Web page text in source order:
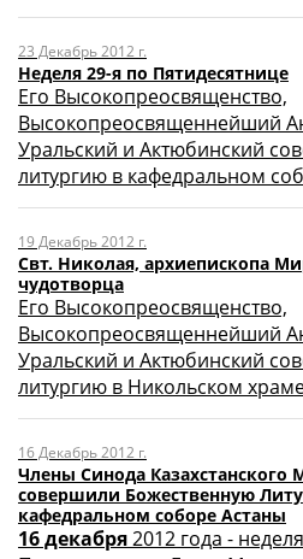
23 Декабрь 2012 г.
Неделя 29-я по Пятидесятнице
Его Высокопреосвященство,
Высокопреосвященнейший
Уральский и Актюбинский
литургию в кафедральном
19 Декабрь 2012 г.
Свт. Николая, архиепископа
чудотворца
Его Высокопреосвященство,
Высокопреосвященнейший
Уральский и Актюбинский
литургию в Никольском храме
16 Декабрь 2012 г.
Члены Синода Казахстанского
совершили Божественную
кафедральном соборе Астаны
16 декабря2012 года -